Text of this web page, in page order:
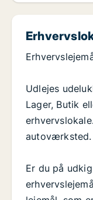
Udlejes
Lager, Butik
autoværksted.
Er du på